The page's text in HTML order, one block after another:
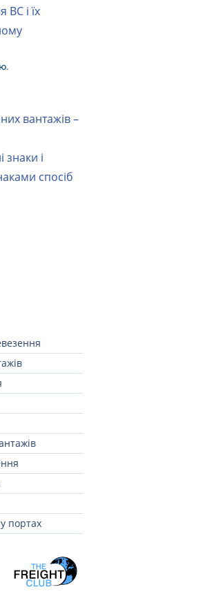
і їх
вантажів –
знаки і
спосіб
портах